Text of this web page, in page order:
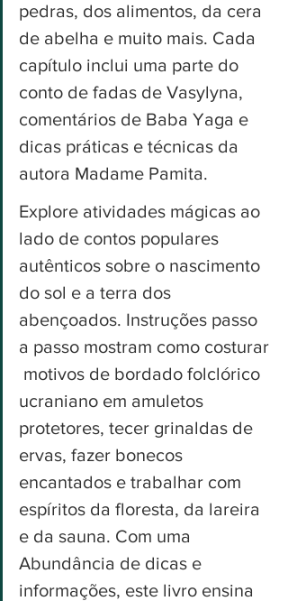
pedras, dos alimentos, da cera
de abelha e muito mais. Cada
capítulo inclui uma parte do
conto de fadas de Vasylyna,
comentários de Baba Yaga e
dicas práticas e técnicas da
autora Madame Pamita.
Explore atividades mágicas ao
lado de contos populares
autênticos sobre o nascimento
do sol e a terra dos
abençoados. Instruções passo
a passo mostram como costurar
motivos de bordado folclórico
ucraniano em amuletos
protetores, tecer grinaldas de
ervas, fazer bonecos
encantados e trabalhar com
espíritos da floresta, da lareira
e da sauna. Com uma
Abundância de dicas e
informações, este livro ensina